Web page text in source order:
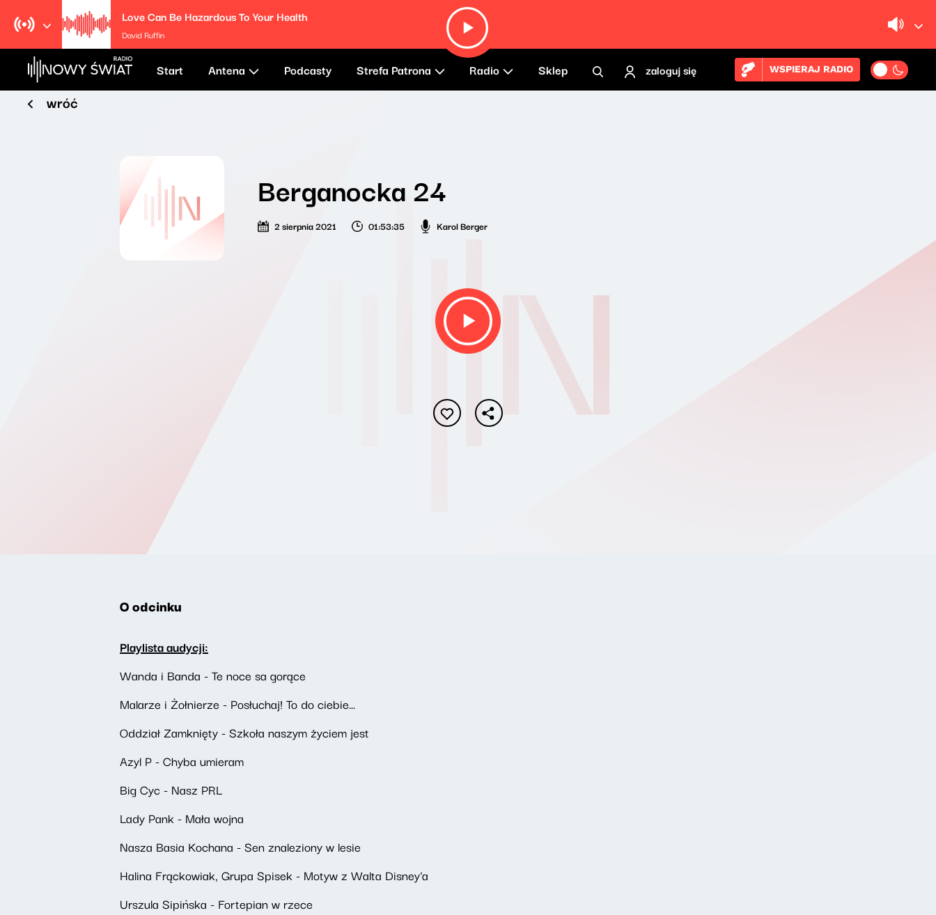
Love Can Be Hazardous To Your Health
David Ruffin
Start Antena Podcasty Strefa Patrona Radio Sklep zaloguj się WSPIERAJ RADIO
wróć
Berganocka 24
2 sierpnia 2021 01:53:35 Karol Berger
O odcinku
Playlista audycji:
Wanda i Banda - Te noce sa gorące
Malarze i Żołnierze - Posłuchaj! To do ciebie...
Oddział Zamknięty - Szkoła naszym życiem jest
Azyl P - Chyba umieram
Big Cyc - Nasz PRL
Lady Pank - Mała wojna
Nasza Basia Kochana - Sen znaleziony w lesie
Halina Frąckowiak, Grupa Spisek - Motyw z Walta Disney'a
Urszula Sipińska - Fortepian w rzece